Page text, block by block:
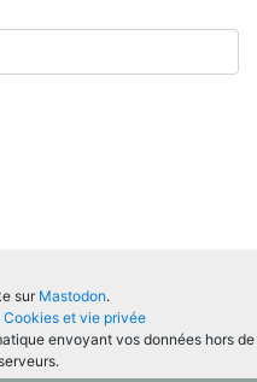
sur Mastodon.
Cookies et vie privée
envoyant vos données hors de